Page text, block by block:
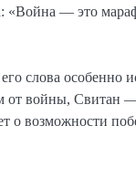
«Война — это
слова особенно
от войны, Свитан —
о возможности